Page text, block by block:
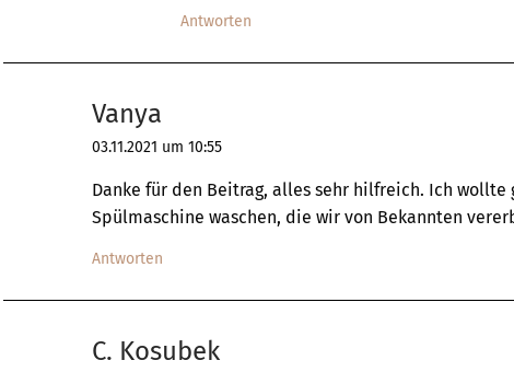
Antworten
Vanya
03.11.2021 um 10:55
Danke für den Beitrag, alles sehr hilfreich. Ich
Spülmaschine waschen, die wir von Bekannten
Antworten
C. Kosubek